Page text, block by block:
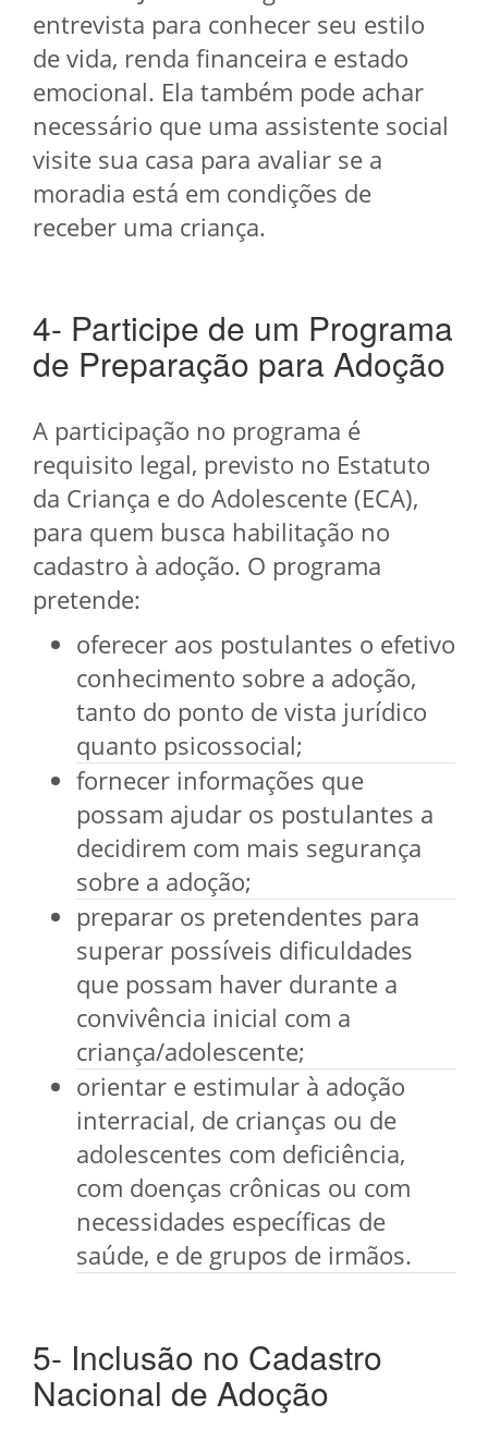
entrevista para conhecer seu estilo
de vida, renda financeira e estado
emocional. Ela também pode achar
necessário que uma assistente social
visite sua casa para avaliar se a
moradia está em condições de
receber uma criança.
4- Participe de um Programa
de Preparação para Adoção
A participação no programa é
requisito legal, previsto no Estatuto
da Criança e do Adolescente (ECA),
para quem busca habilitação no
cadastro à adoção. O programa
pretende:
oferecer aos postulantes o efetivo
conhecimento sobre a adoção,
tanto do ponto de vista jurídico
quanto psicossocial;
fornecer informações que
possam ajudar os postulantes a
decidirem com mais segurança
sobre a adoção;
preparar os pretendentes para
superar possíveis dificuldades
que possam haver durante a
convivência inicial com a
criança/adolescente;
orientar e estimular à adoção
interracial, de crianças ou de
adolescentes com deficiência,
com doenças crônicas ou com
necessidades específicas de
saúde, e de grupos de irmãos.
5- Inclusão no Cadastro
Nacional de Adoção